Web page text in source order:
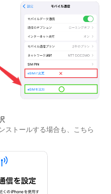
ストールする場合も、こちら